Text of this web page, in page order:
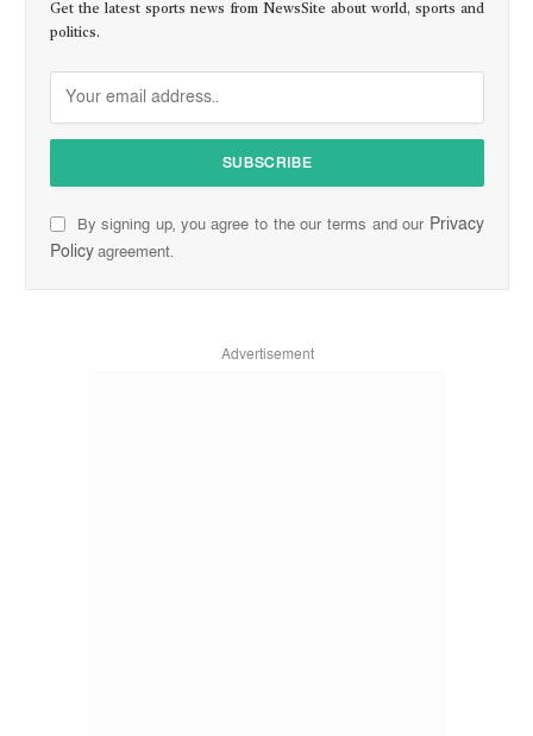
Get the latest sports news from NewsSite about world, sports and
politics.
By signing up, you agree to the our terms and our Privacy
Policyagreement.
Advertisement